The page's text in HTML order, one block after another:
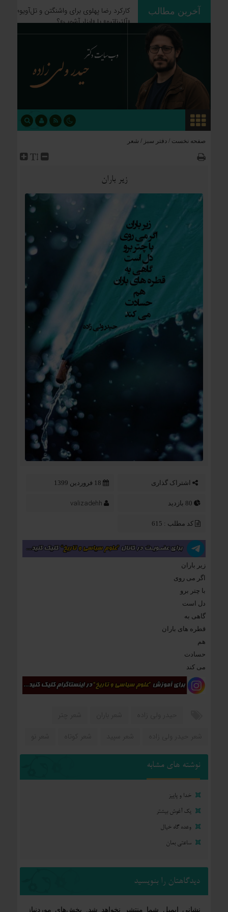
آخرین مطالب
چگونه فاتحان نام کشورهای امروز را
نوشتند؟
صفحه نخست / دفتر سبز / شعر
زیر باران
اشتراک گذاری 18 فروردین 1399
valizadehh
کد مطلب : 615
زیر باران
اگر می روی
با چتر برو
دل است
گاهی به
قطره های باران
هم
حسادت
می کند
نوشته های مشابه
خدا و پاییز
یک آغوش بیشتر
وعده گاه خیال
ساعتی بمان
دیدگاهتان را بنویسید
نشانی ایمیل شما منتشر نخواهد شد. بخش‌های موردنیاز